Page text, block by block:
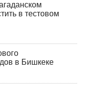
в тестовом
в Бишкеке